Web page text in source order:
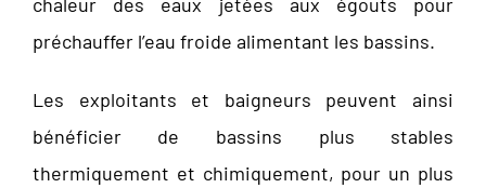
préchauffer l’eau froide alimentant les bassins.
Les exploitants et baigneurs peuvent ainsi
bénéficier de bassins plus stables
thermiquement et chimiquement, pour un plus